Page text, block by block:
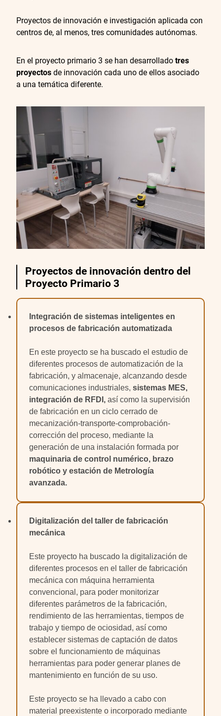
Proyectos de innovación e investigación aplicada con
centros de, al menos, tres comunidades autónomas.
En el proyecto primario 3 se han desarrolladotres
proyectosde innovación cada uno de ellos asociado
a una temática diferente.
Proyectos de innovación dentro del
Proyecto Primario 3
Integración de sistemas inteligentes en
procesos de fabricación automatizada
En este proyecto se ha buscado el estudio de
diferentes procesos de automatización de la
fabricación, y almacenaje, alcanzando desde
comunicaciones industriales,sistemas MES,
integración de RFDI, así como la supervisión
de fabricación en un ciclo cerrado de
mecanización-transporte-comprobación-
corrección del proceso, mediante la
generación de una instalación formada por
maquinaria de control numérico, brazo
robótico y estación de Metrología
avanzada.
Digitalización del taller de fabricación
mecánica
Este proyecto ha buscado la digitalización de
diferentes procesos en el taller de fabricación
mecánica con máquina herramienta
convencional, para poder monitorizar
diferentes parámetros de la fabricación,
rendimiento de las herramientas, tiempos de
trabajo y tiempo de ociosidad, así como
establecer sistemas de captación de datos
sobre el funcionamiento de máquinas
herramientas para poder generar planes de
mantenimiento en función de su uso.
Este proyecto se ha llevado a cabo con
material preexistente o incorporado mediante